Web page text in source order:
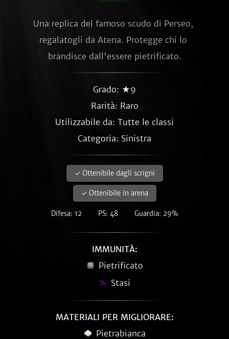
Una replica del famoso scudo di Perseo,
regalatogli da Atena. Protegge chi lo
brandisce dall'essere pietrificato.
Grado: ★9
Rarità: Raro
Utilizzabile da: Tutte le classi
Categoria: Sinistra
✓ Ottenibile dagli scrigni
✓ Ottenibile in arena
Difesa: 12 PS: 48 Guardia: 29%
IMMUNITÀ:
Pietrificato
Stasi
MATERIALI PER MIGLIORARE:
Pietrabianca